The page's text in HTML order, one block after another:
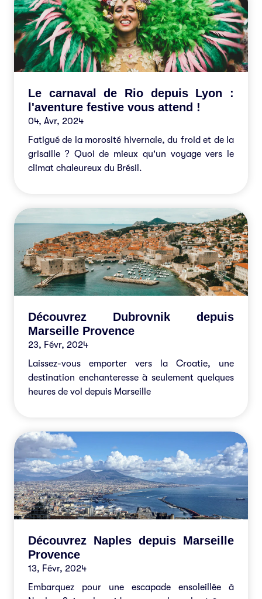
Le carnaval de Rio depuis Lyon :
l'aventure festive vous attend !
04, Avr, 2024
Fatigué de la morosité hivernale, du froid et de la
grisaille ? Quoi de mieux qu'un voyage vers le
climat chaleureux du Brésil.
Découvrez Dubrovnik depuis
Marseille Provence
23, Févr, 2024
Laissez-vous emporter vers la Croatie, une
destination enchanteresse à seulement quelques
heures de vol depuis Marseille
Découvrez Naples depuis Marseille
Provence
13, Févr, 2024
Embarquez pour une escapade ensoleillée à